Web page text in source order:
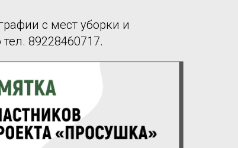
с мест уборки и
89228460717.